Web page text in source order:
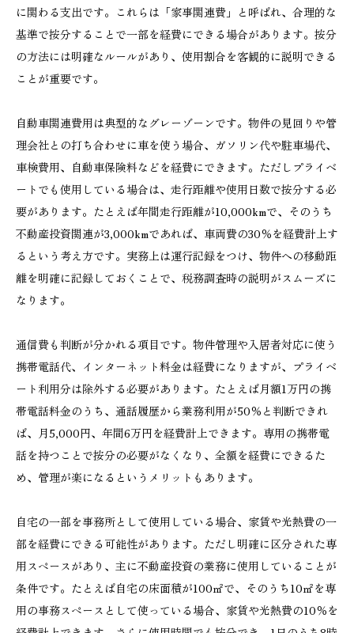
に関わる支出です。これらは「家事関連費」と呼ばれ、合理的な
基準で按分することで一部を経費にできる場合があります。按分
の方法には明確なルールがあり、使用割合を客観的に説明できる
ことが重要です。
自動車関連費用は典型的なグレーゾーンです。物件の見回りや管
理会社との打ち合わせに車を使う場合、ガソリン代や駐車場代、
車検費用、自動車保険料などを経費にできます。ただしプライベ
ートでも使用している場合は、走行距離や使用日数で按分する必
要があります。たとえば年間走行距離が10,000kmで、そのうち
不動産投資関連が3,000kmであれば、車両費の30％を経費計上す
るという考え方です。実務上は運行記録をつけ、物件への移動距
離を明確に記録しておくことで、税務調査時の説明がスムーズに
なります。
通信費も判断が分かれる項目です。物件管理や入居者対応に使う
携帯電話代、インターネット料金は経費になりますが、プライベ
ート利用分は除外する必要があります。たとえば月額1万円の携
帯電話料金のうち、通話履歴から業務利用が50％と判断できれ
ば、月5,000円、年間6万円を経費計上できます。専用の携帯電
話を持つことで按分の必要がなくなり、全額を経費にできるた
め、管理が楽になるというメリットもあります。
自宅の一部を事務所として使用している場合、家賃や光熱費の一
部を経費にできる可能性があります。ただし明確に区分された専
用スペースがあり、主に不動産投資の業務に使用していることが
条件です。たとえば自宅の床面積が100㎡で、そのうち10㎡を専
用の事務スペースとして使っている場合、家賃や光熱費の10％を